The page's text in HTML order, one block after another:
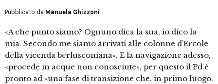
Pubblicato da Manuela Ghizzoni
«A che punto siamo? Ognuno dica la sua, io dico la
mia. Secondo me siamo arrivati alle colonne d’Ercole
della vicenda berlusconiana». E la navigazione adesso,
«procede in acque non conosciute», per questo il Pd è
pronto ad «una fase di transizione che, in primo luogo,